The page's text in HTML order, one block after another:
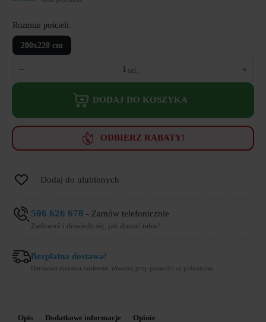
Rozmiar pościeli
200x220 cm
ilość
Pościel
Mako
7677/985
Juliane
DODAJ DO KOSZYKA
ODBIERZ RABATY!
Dodaj do ulubionych
506 626 678 - Zamów telefonicznie
Zadzwoń i dowiedz się, jak dostać rabat!
Bezpłatna dostawa!
Darmowa dostawa kurierem, również przy płatności za pobraniem.
Opis Dodatkowe informacje Opinie